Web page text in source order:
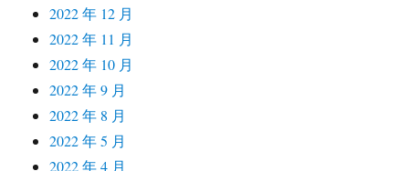
2022 年 12 月
2022 年 11 月
2022 年 10 月
2022 年 9 月
2022 年 8 月
2022 年 5 月
2022 年 4 月